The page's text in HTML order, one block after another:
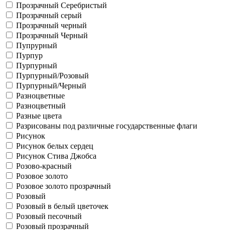
Прозрачный Серебристый
Прозрачный серый
Прозрачный черный
Прозрачный Черный
Пупрурный
Пурпур
Пурпурный
Пурпурный/Розовый
Пурпурный/Черный
Разноцветные
Разноцветный
Разные цвета
Разрисованы под различные государственные флаги
Рисунок
Рисунок белых сердец
Рисунок Стива Джобса
Розово-красный
Розовое золото
Розовое золото прозрачный
Розовый
Розовый в белый цветочек
Розовый песочный
Розовый прозрачный